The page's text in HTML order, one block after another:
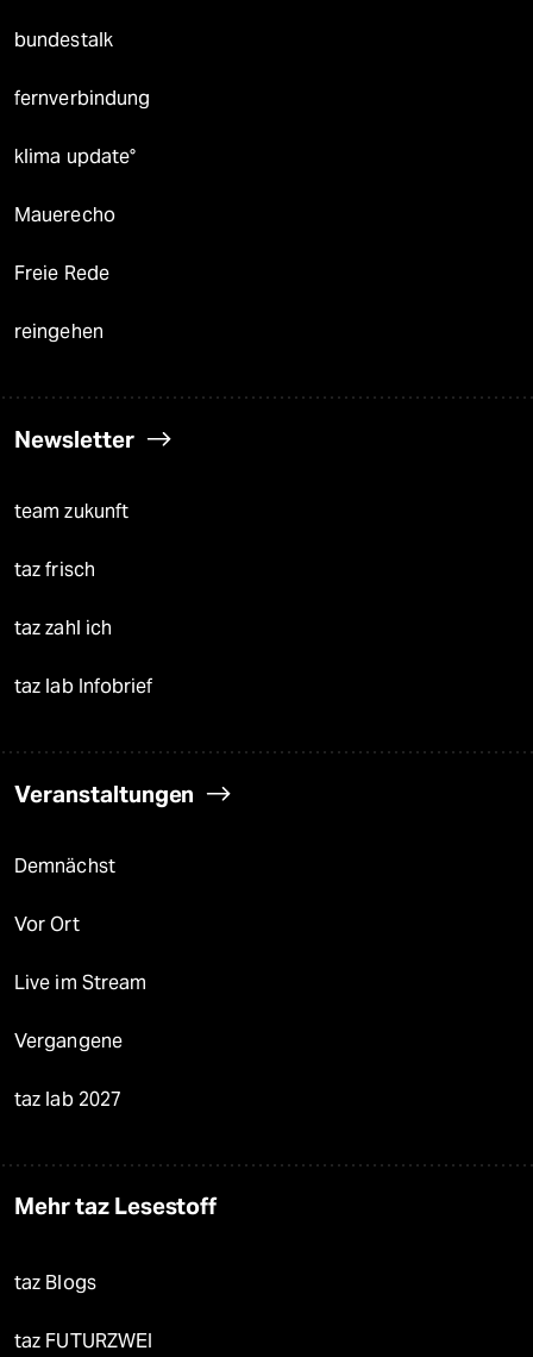
bundestalk
fernverbindung
klima update°
Mauerecho
Freie Rede
reingehen
Newsletter
team zukunft
taz frisch
taz zahl ich
taz lab Infobrief
Veranstaltungen
Demnächst
Vor Ort
Live im Stream
Vergangene
taz lab 2027
Mehr taz Lesestoff
taz Blogs
taz FUTURZWEI